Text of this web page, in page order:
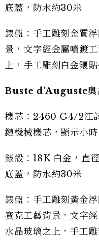
底蓋，防水約30米
錶盤：手工雕刻金質
景，文字經金屬噴鍍
上，手工雕刻白金鑲
Buste d’Auguste奧
機芯：2460 G4/2江
鏈機械機芯，顯示小
錶殼：18K 白金，直
底蓋，防水約30米
錶盤：手工雕刻黃金
賽克工藝背景，文字
水晶玻璃之上，手工